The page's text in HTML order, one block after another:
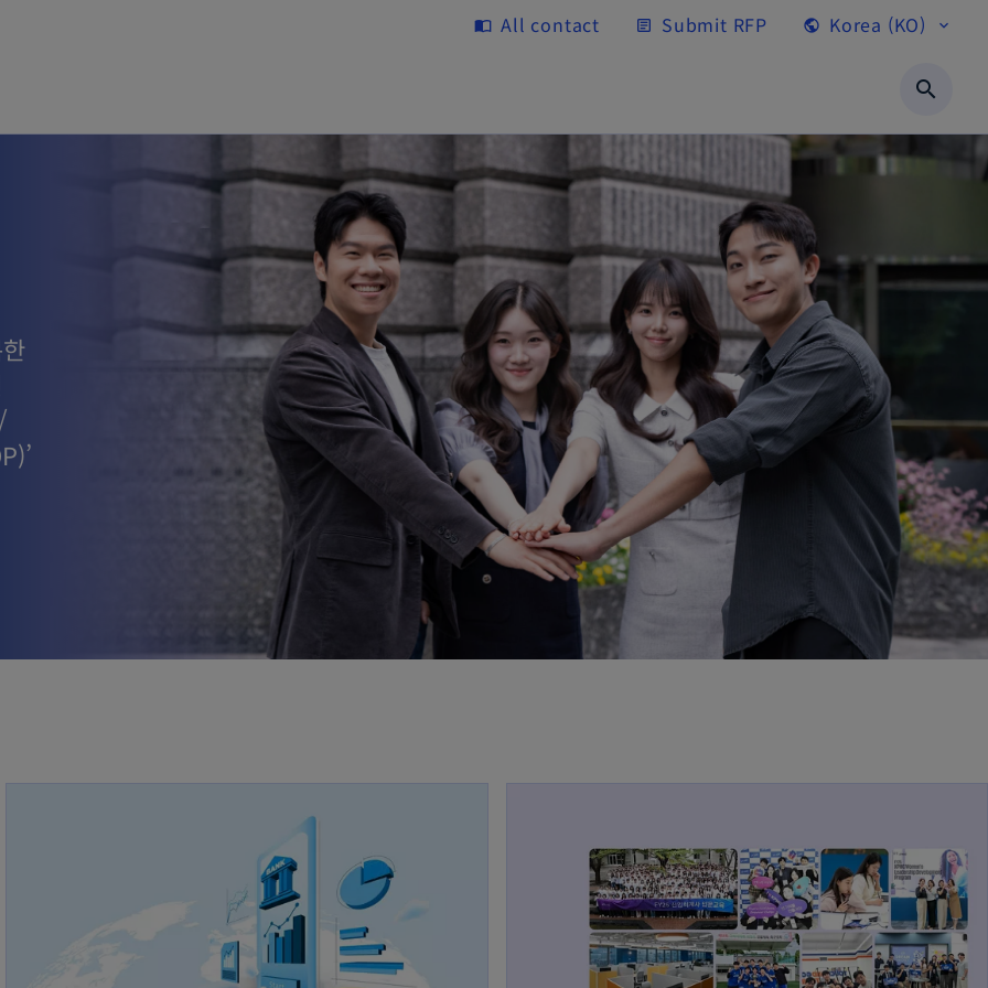
import_contacts All contact article Submit RFP public Korea (KO) expand_more
search